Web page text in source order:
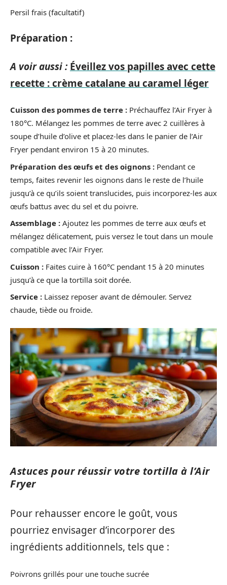
Persil frais (facultatif)
Préparation :
A voir aussi : Éveillez vos papilles avec cette
recette : crème catalane au caramel léger
Cuisson des pommes de terre : Préchauffez l’Air Fryer à
180°C. Mélangez les pommes de terre avec 2 cuillères à
soupe d’huile d’olive et placez-les dans le panier de l’Air
Fryer pendant environ 15 à 20 minutes.
Préparation des œufs et des oignons : Pendant ce
temps, faites revenir les oignons dans le reste de l’huile
jusqu’à ce qu’ils soient translucides, puis incorporez-les aux
œufs battus avec du sel et du poivre.
Assemblage : Ajoutez les pommes de terre aux œufs et
mélangez délicatement, puis versez le tout dans un moule
compatible avec l’Air Fryer.
Cuisson : Faites cuire à 160°C pendant 15 à 20 minutes
jusqu’à ce que la tortilla soit dorée.
Service : Laissez reposer avant de démouler. Servez
chaude, tiède ou froide.
Astuces pour réussir votre tortilla à l’Air
Fryer
Pour rehausser encore le goût, vous
pourriez envisager d’incorporer des
ingrédients additionnels, tels que :
Poivrons grillés pour une touche sucrée